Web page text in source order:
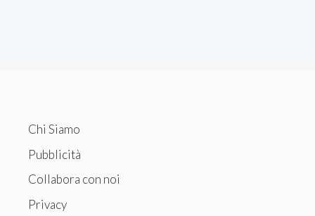
Chi Siamo
Pubblicità
Collabora con noi
Privacy